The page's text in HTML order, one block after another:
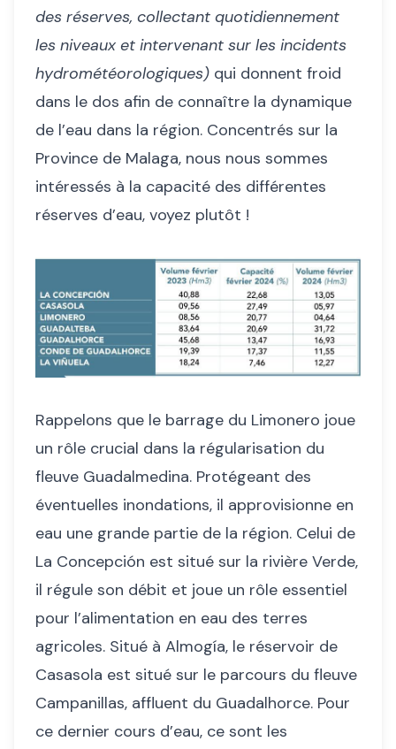
des réserves, collectant quotidiennement
les niveaux et intervenant sur les incidents
hydrométéorologiques) qui donnent froid
dans le dos afin de connaître la dynamique
de l’eau dans la région. Concentrés sur la
Province de Malaga, nous nous sommes
intéressés à la capacité des différentes
réserves d’eau, voyez plutôt !
Rappelons que le barrage du Limonero joue
un rôle crucial dans la régularisation du
fleuve Guadalmedina. Protégeant des
éventuelles inondations, il approvisionne en
eau une grande partie de la région. Celui de
La Concepción est situé sur la rivière Verde,
il régule son débit et joue un rôle essentiel
pour l’alimentation en eau des terres
agricoles. Situé à Almogía, le réservoir de
Casasola est situé sur le parcours du fleuve
Campanillas, affluent du Guadalhorce. Pour
ce dernier cours d’eau, ce sont les